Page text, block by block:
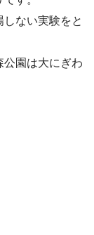
ない実験をと
公園は大にぎわ